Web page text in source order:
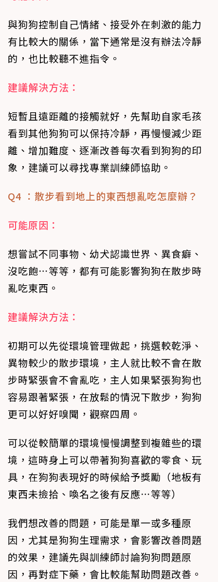
與狗狗控制自己情緒、接受外在刺激的能力
有比較大的關係，當下通常是沒有辦法冷靜
的，也比較聽不進指令。
建議解決方法：
短暫且遠距離的接觸就好，先幫助自家毛孩
看到其他狗狗可以保持冷靜，再慢慢減少距
離、增加難度、逐漸改善每次看到狗狗的印
象，建議可以尋找專業訓練師協助。
Q4 ：散步看到地上的東西想亂吃怎麼辦？
可能原因：
想嘗試不同事物、幼犬認識世界、異食癖、
沒吃飽⋯等等，都有可能影響狗狗在散步時
亂吃東西。
建議解決方法：
初期可以先從環境管理做起，挑選較乾淨、
異物較少的散步環境，主人就比較不會在散
步時緊張會不會亂吃，主人如果緊張狗狗也
容易跟著緊張，在放鬆的情況下散步，狗狗
更可以好好嗅聞，觀察四周。
可以從較簡單的環境慢慢調整到複雜些的環
境，這時身上可以帶著狗狗喜歡的零食、玩
具，在狗狗表現好的時候給予獎勵（地板有
東西未撿拾、喚名之後有反應⋯等等）
我們想改善的問題，可能是單一或多種原
因，尤其是狗狗生理需求，會影響改善問題
的效果，建議先與訓練師討論狗狗問題原
因，再對症下藥，會比較能幫助問題改善。